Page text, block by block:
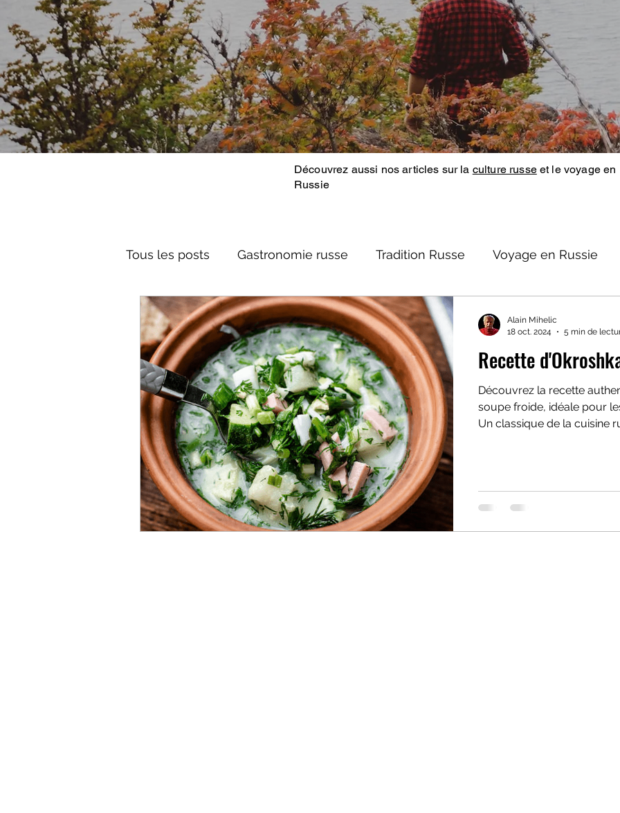
Découvrez aussi nos articles sur la culture russeet le voyage en
Russie
Tous les posts Gastronomie russe Tradition Russe Voyage en Russie
Société russe Architecture russe Religions et Mythologies
Culture russe conte fantastique Recette
Découvrez la recette
soupe froide, idéale pour
Un classique de la cuisine
Alain Mihelic
18 oct. 2024
5 min de